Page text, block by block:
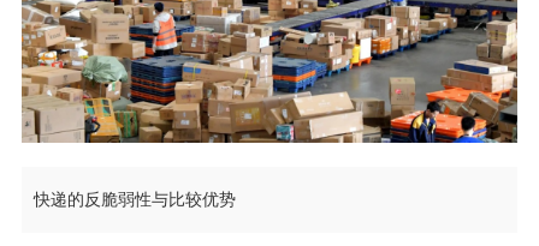
快递的反脆弱性与比较优势